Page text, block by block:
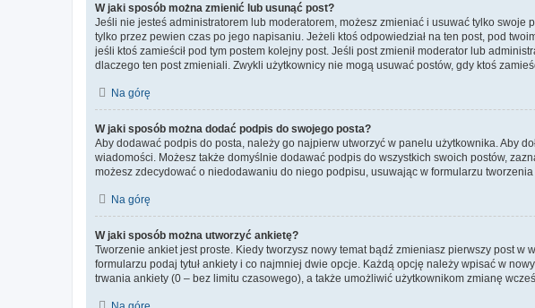
W jaki sposób można zmienić lub usunąć post?
Jeśli nie jesteś administratorem lub moderatorem, możesz zmieniać i usuwać tylko swoje
tylko przez pewien czas po jego napisaniu. Jeżeli ktoś odpowiedział na ten post, pod
jeśli ktoś zamieścił pod tym postem kolejny post. Jeśli post zmienił moderator lub
dlaczego ten post zmieniali. Zwykli użytkownicy nie mogą usuwać postów, gdy ktoś
Na górę
W jaki sposób można dodać podpis do swojego posta?
Aby dodawać podpis do posta, należy go najpierw utworzyć w panelu użytkownika. Aby
wiadomości. Możesz także domyślnie dodawać podpis do wszystkich swoich postów,
możesz zdecydować o niedodawaniu do niego podpisu, usuwając w formularzu
Na górę
W jaki sposób można utworzyć ankietę?
Tworzenie ankiet jest proste. Kiedy tworzysz nowy temat bądź zmieniasz pierwszy post
formularzu podaj tytuł ankiety i co najmniej dwie opcje. Każdą opcję należy wpisać w
trwania ankiety (0 – bez limitu czasowego), a także umożliwić użytkownikom zmianę